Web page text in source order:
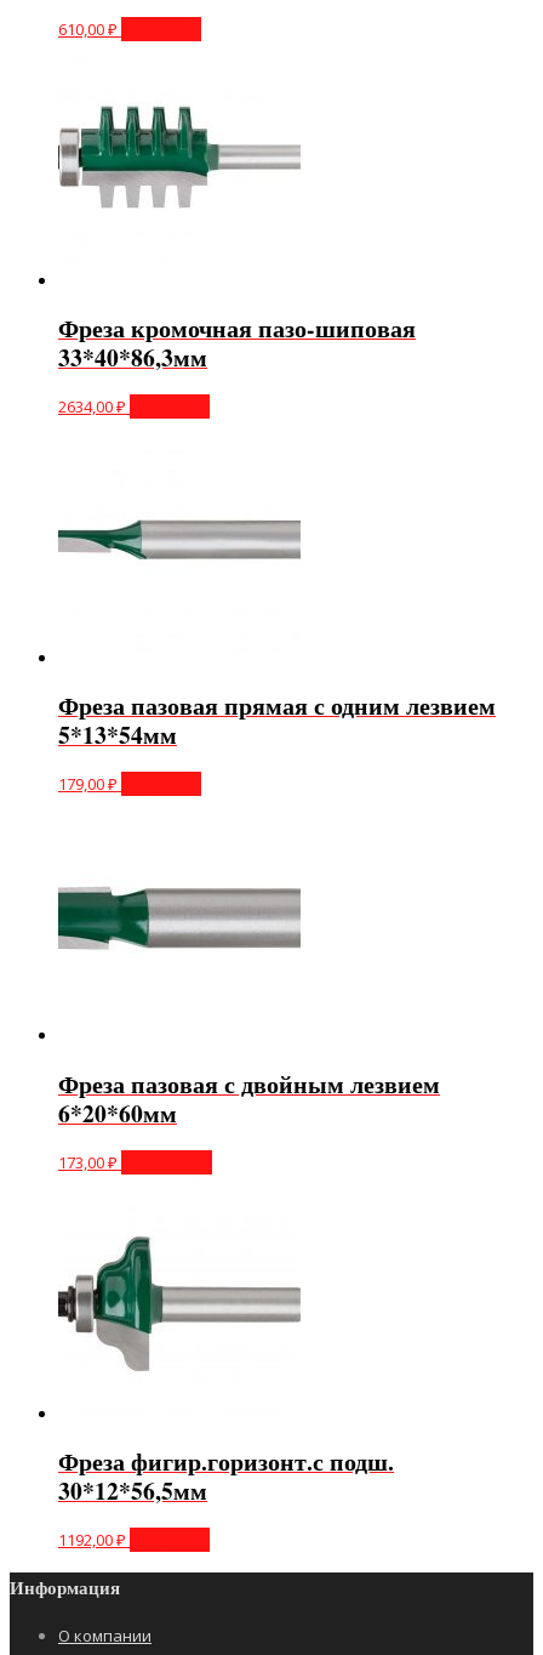
610,00₽
Фреза кромочная пазо-шиповая
33*40*86,3мм
2634,00₽
Фреза пазовая прямая с одним лезвием
5*13*54мм
179,00₽
Фреза пазовая с двойным лезвием
6*20*60мм
173,00₽
Фреза фигир.горизонт.с подш.
30*12*56,5мм
1192,00₽
Информация
О компании